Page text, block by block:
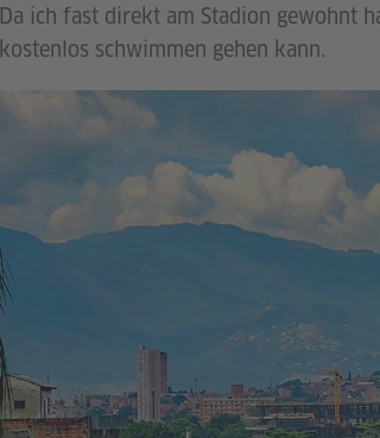
Da ich fast direkt am Stadion gewohnt
kostenlos schwimmen gehen kann.